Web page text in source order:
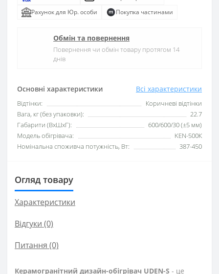
Основні характеристики Всі характеристики
Відтінки:
Коричневі відтінки
Вага, кг (без упаковки):
22.7
Габарити (ВхШхГ):
600/600/30 (±5 мм)
Модель обігрівача:
KEN-500К
Номінальна споживча потужність, Вт:
387-450
Рахунок для Юр. особи
Покупка частинами
Обмін та повернення
Повернення чи обмін товару протягом 14
днів
Огляд товару
Характеристики
Відгуки (0)
Питання (0)
Керамогранітний дизайн-обігрівач UDEN-S - це